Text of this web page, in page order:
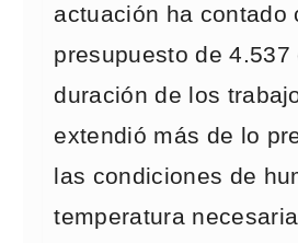
actuación ha contado
presupuesto de 4.537
duración de los
extendió más de lo
las condiciones de
temperatura